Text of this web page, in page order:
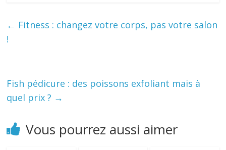
← Fitness : changez votre corps, pas votre salon
!
Fish pédicure : des poissons exfoliant mais à
quel prix ? →
Vous pourrez aussi aimer